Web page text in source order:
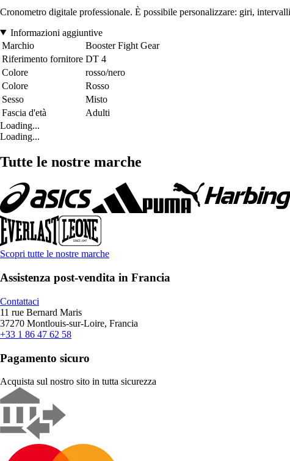
Cronometro digitale professionale. È possibile personalizzare: giri,
Informazioni aggiuntive
Marchio
Booster Fight Gear
Riferimento fornitore DT 4
Colore
rosso/nero
Colore
Rosso
Sesso
Misto
Fascia d'età
Adulti
Loading...
Loading...
Tutte le nostre marche
Scopri tutte le nostre marche
Assistenza post-vendita in Francia
Contattaci
11 rue Bernard Maris
37270 Montlouis-sur-Loire, Francia
+33 1 86 47 62 58
Pagamento sicuro
Acquista sul nostro sito in tutta sicurezza